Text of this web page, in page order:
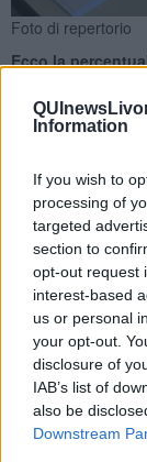
Information
If you wish to
processing of
targeted
section to
opt-out request
interest-based
us or personal
your opt-out.
disclosure of
IAB’s list of
also be
Downstream
Foto di repertorio
Ecco la
ISOLA DI
eleggere il nuovo
Comune di
Alle 23 di questa
degli aventi
La scorsa tornata
il 65,84% degli